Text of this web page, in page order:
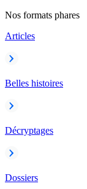
Nos formats phares
Articles
Belles histoires
Décryptages
Dossiers